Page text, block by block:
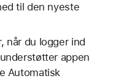
til den nyeste
når du logger ind
appen
Automatisk